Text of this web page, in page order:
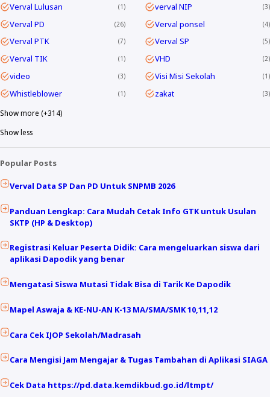
Verval Lulusan 1 verval NIP 3
Verval PD 26 Verval ponsel 4
Verval PTK 7 Verval SP 5
Verval TIK 1 VHD 2
video 3 Visi Misi Sekolah 1
Whistleblower 1 zakat 3
Show more (+314)
Show less
Popular Posts
Verval Data SP Dan PD Untuk SNPMB 2026
Panduan Lengkap: Cara Mudah Cetak Info GTK untuk Usulan
SKTP (HP & Desktop)
Registrasi Keluar Peserta Didik: Cara mengeluarkan siswa dari
aplikasi Dapodik yang benar
Mengatasi Siswa Mutasi Tidak Bisa di Tarik Ke Dapodik
Mapel Aswaja & KE-NU-AN K-13 MA/SMA/SMK 10,11,12
Cara Cek IJOP Sekolah/Madrasah
Cara Mengisi Jam Mengajar & Tugas Tambahan di Aplikasi SIAGA
Cek Data https://pd.data.kemdikbud.go.id/ltmpt/